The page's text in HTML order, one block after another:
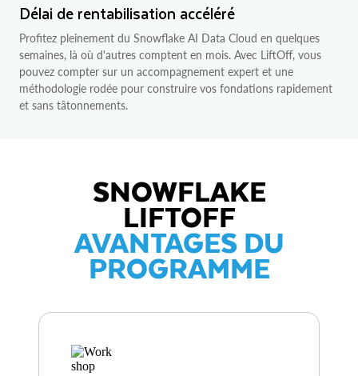
Délai de rentabilisation accéléré
Profitez pleinement du Snowflake AI Data Cloud en quelques
semaines, là où d'autres comptent en mois. Avec LiftOff, vous
pouvez compter sur un accompagnement expert et une
méthodologie rodée pour construire vos fondations rapidement
et sans tâtonnements.
SNOWFLAKE
LIFTOFF
AVANTAGES DU
PROGRAMME